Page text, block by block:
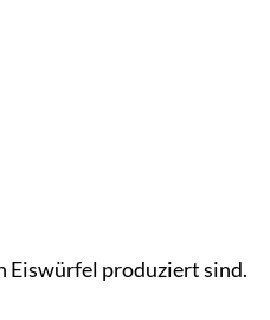
Eiswürfel produziert sind.